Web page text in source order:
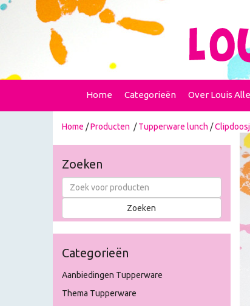
Home Categorieën Over Louis
Home /Producten /Tupperware lunch /
Zoeken
Categorieën
Aanbiedingen Tupperware
Thema Tupperware